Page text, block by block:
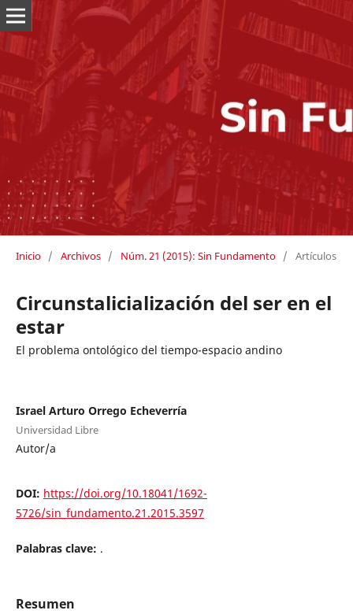
Inicio / Archivos / Núm. 21 (2015): Sin Fundamento / Artículos
Circunstalicialización del ser en el
estar
El problema ontológico del tiempo-espacio andino
Israel Arturo Orrego Echeverría
Universidad Libre
Autor/a
DOI: https://doi.org/10.18041/1692-
5726/sin_fundamento.21.2015.3597
Palabras clave: .
Resumen